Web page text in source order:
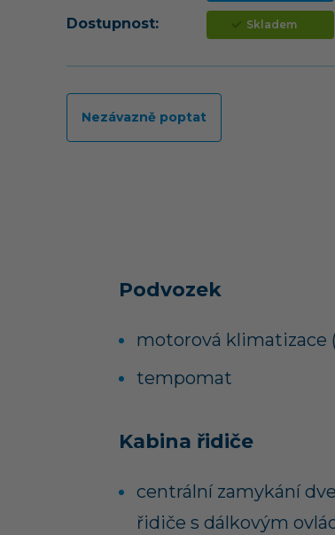
Dostupnost: Skladem
Nezávazně poptat
Podvozek
motorová klimatizace
tempomat
Kabina řidiče
centrální zamykání
řidiče s dálkovým